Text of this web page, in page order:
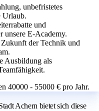
unbefristetes
Urlaub.
und
unsere E-Academy.
Zukunft der Technik und
Ausbildung als
40000 - 55000 € pro Jahr.
Achern bietet sich diese